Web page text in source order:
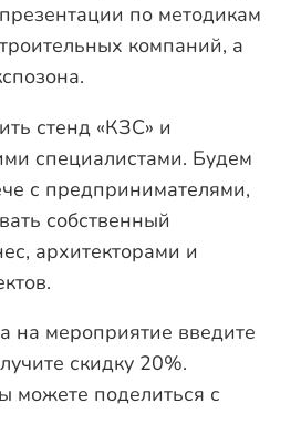
по методикам
компаний, а
стенд «КЗС» и
специалистами. Будем
с предпринимателями,
собственный
архитекторами и
на мероприятие введите
скидку 20%.
можете поделиться с